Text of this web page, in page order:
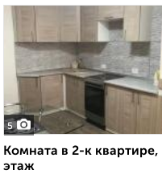
5
Комната в 2-к
этаж